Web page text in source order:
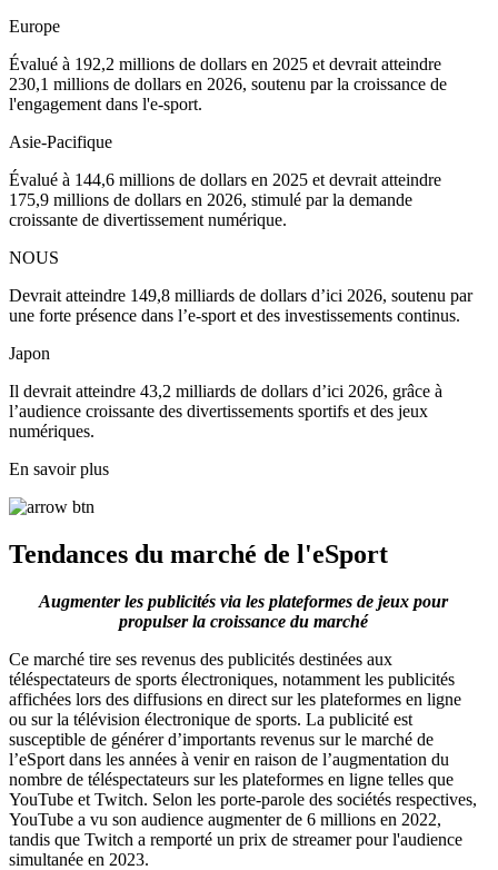
Europe
Évalué à 192,2 millions de dollars en 2025 et devrait atteindre
230,1 millions de dollars en 2026, soutenu par la croissance de
l'engagement dans l'e-sport.
Asie-Pacifique
Évalué à 144,6 millions de dollars en 2025 et devrait atteindre
175,9 millions de dollars en 2026, stimulé par la demande
croissante de divertissement numérique.
NOUS
Devrait atteindre 149,8 milliards de dollars d’ici 2026, soutenu par
une forte présence dans l’e-sport et des investissements continus.
Japon
Il devrait atteindre 43,2 milliards de dollars d’ici 2026, grâce à
l’audience croissante des divertissements sportifs et des jeux
numériques.
En savoir plus
Tendances du marché de l'eSport
Augmenter les publicités via les plateformes de jeux pour
propulser la croissance du marché
Ce marché tire ses revenus des publicités destinées aux
téléspectateurs de sports électroniques, notamment les publicités
affichées lors des diffusions en direct sur les plateformes en ligne
ou sur la télévision électronique de sports. La publicité est
susceptible de générer d’importants revenus sur le marché de
l’eSport dans les années à venir en raison de l’augmentation du
nombre de téléspectateurs sur les plateformes en ligne telles que
YouTube et Twitch. Selon les porte-parole des sociétés respectives,
YouTube a vu son audience augmenter de 6 millions en 2022,
tandis que Twitch a remporté un prix de streamer pour l'audience
simultanée en 2023.